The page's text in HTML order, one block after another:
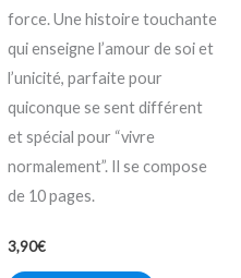
force. Une histoire touchante
qui enseigne l’amour de soi et
l’unicité, parfaite pour
quiconque se sent différent
et spécial pour “vivre
normalement”. Il se compose
de 10 pages.
3,90€